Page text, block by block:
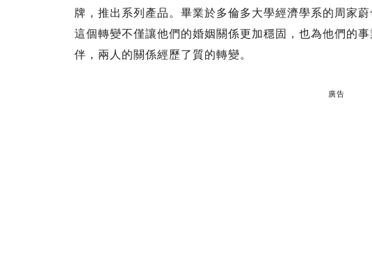
牌，推出系列產品。畢業於多倫多大學經濟學系的周家
這個轉變不僅讓他們的婚姻關係更加穩固，也為他們的
伴，兩人的關係經歷了質的轉變。
廣告